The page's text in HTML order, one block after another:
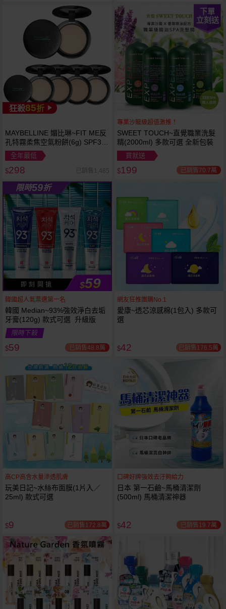
越多越
便宜
狂殺85折
MAYBELLINE 媚比琳~FIT ME反
孔特霧柔焦空氣粉餅(6g) SPF32
PA+++ 款式可選 空氣小圓餅
全年最低
$298 已銷售1,485
下單
立刻送
專業沙龍級超值激推！
SWEET TOUCH~直覺職業洗髮
精(2000ml) 多款可選 全新包裝
買就送
$199 已銷售70.7萬
限時59折
即 刻 開 搶 $59
韓國超人氣票選第一名
韓國 Median~93%強效淨白去垢
牙膏(120g) 款式可選 升級版
限時下殺
$59 已銷售48.8萬
網友狂推團購No.1
愛康~透芯涼感棉(1包入) 多款可
選
$42 已銷售176.5萬
高CP高含水量滲透肌膚
玩美日記~水絲布面膜(1片入／
25ml) 款式可選
$9 已銷售172.8萬
口碑好牌強效去汙夠給力
日本 第一石鹼~馬桶清潔劑
(500ml) 馬桶清潔神器
$42 已銷售19.7萬